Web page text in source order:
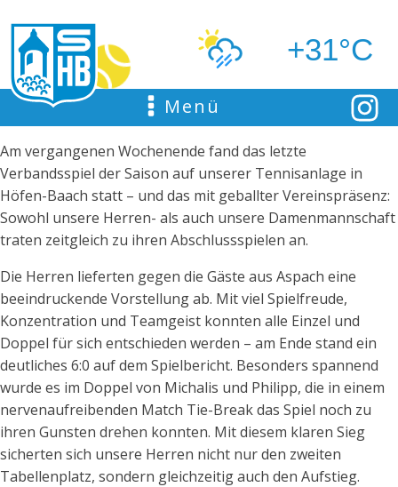
+31°C
Menü
Am vergangenen Wochenende fand das letzte
Verbandsspiel der Saison auf unserer Tennisanlage in
Höfen-Baach statt – und das mit geballter Vereinspräsenz:
Sowohl unsere Herren- als auch unsere Damenmannschaft
traten zeitgleich zu ihren Abschlussspielen an.
Die Herren lieferten gegen die Gäste aus Aspach eine
beeindruckende Vorstellung ab. Mit viel Spielfreude,
Konzentration und Teamgeist konnten alle Einzel und
Doppel für sich entschieden werden – am Ende stand ein
deutliches 6:0 auf dem Spielbericht. Besonders spannend
wurde es im Doppel von Michalis und Philipp, die in einem
nervenaufreibenden Match Tie-Break das Spiel noch zu
ihren Gunsten drehen konnten. Mit diesem klaren Sieg
sicherten sich unsere Herren nicht nur den zweiten
Tabellenplatz, sondern gleichzeitig auch den Aufstieg.